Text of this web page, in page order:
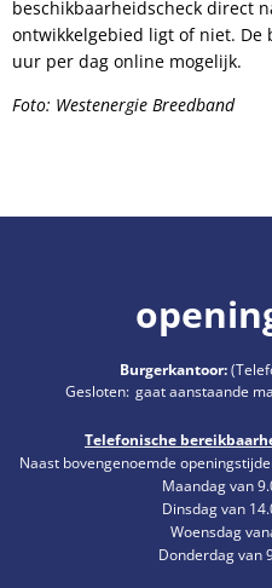
beschikbaarheidscheck direct
ontwikkelgebied ligt of niet. De
uur per dag online mogelijk.
Foto: Westenergie Breedband
Burgerkantoor:
Klik om extra openings- of
Gesloten: gaat aanstaande
Telefonische
Naast bovengenoemde
Maandag van
Dinsdag van
Woensdag
Donderdag van